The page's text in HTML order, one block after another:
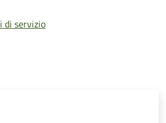
di servizio